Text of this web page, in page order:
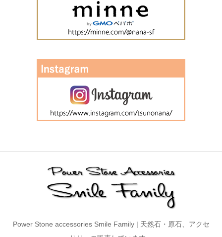
Power Stone accessories Smile Family | 天然石・原石、アクセ